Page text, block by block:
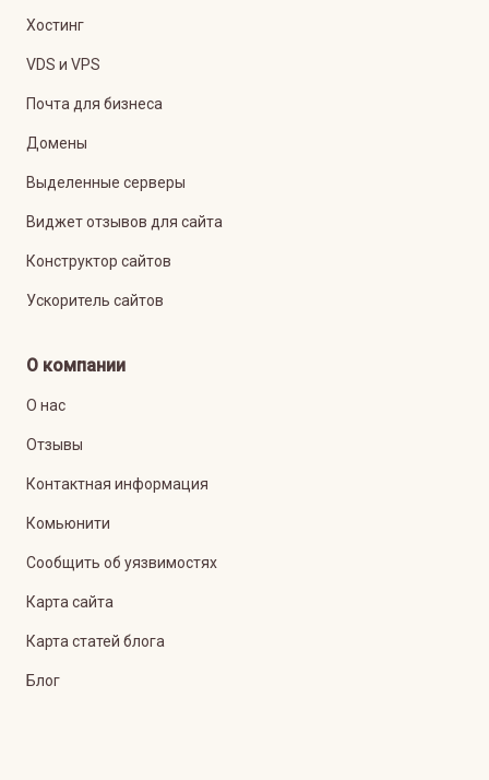
Хостинг
VDS и VPS
Почта для бизнеса
Домены
Выделенные серверы
Виджет отзывов для сайта
Конструктор сайтов
Ускоритель сайтов
О компании
О нас
Отзывы
Контактная информация
Комьюнити
Сообщить об уязвимостях
Карта сайта
Карта статей блога
Блог